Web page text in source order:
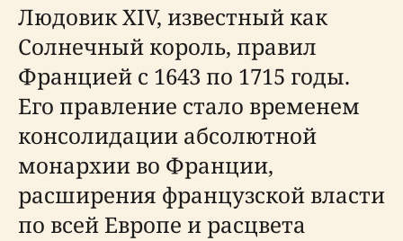
Людовик XIV, известный как
Солнечный король, правил
Францией с 1643 по 1715 годы.
Его правление стало временем
консолидации абсолютной
монархии во Франции,
расширения французской власти
по всей Европе и расцвета